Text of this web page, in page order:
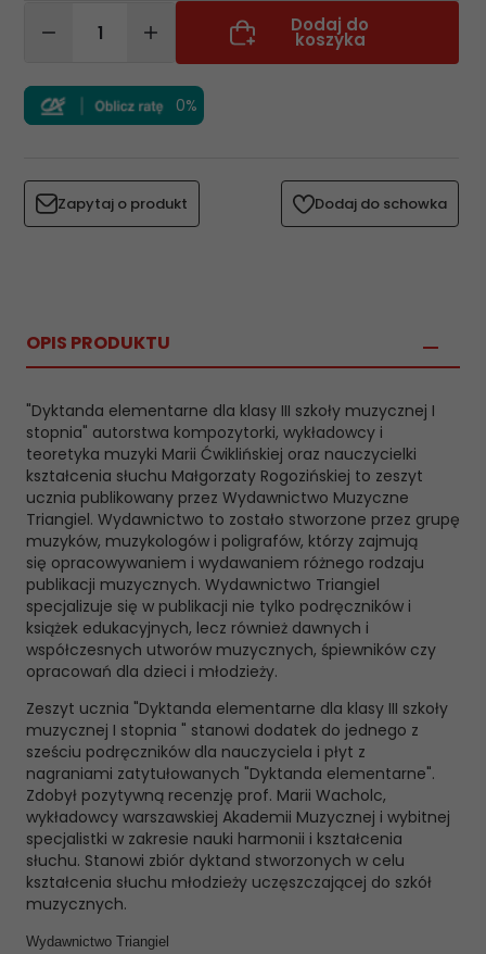
Dodaj do
koszyka
0%
Zapytaj o produkt Dodaj do schowka
OPIS PRODUKTU
"Dyktanda elementarne dla klasy III szkoły muzycznej I
stopnia" autorstwa kompozytorki, wykładowcy i
teoretyka muzyki Marii Ćwiklińskiej oraz nauczycielki
kształcenia słuchu Małgorzaty Rogozińskiej to zeszyt
ucznia publikowany przez Wydawnictwo Muzyczne
Triangiel. Wydawnictwo to zostało stworzone przez grupę
muzyków, muzykologów i poligrafów, którzy zajmują
się opracowywaniem i wydawaniem różnego rodzaju
publikacji muzycznych. Wydawnictwo Triangiel
specjalizuje się w publikacji nie tylko podręczników i
książek edukacyjnych, lecz również dawnych i
współczesnych utworów muzycznych, śpiewników czy
opracowań dla dzieci i młodzieży.
Zeszyt ucznia "Dyktanda elementarne dla klasy III szkoły
muzycznej I stopnia " stanowi dodatek do jednego z
sześciu podręczników dla nauczyciela i płyt z
nagraniami zatytułowanych "Dyktanda elementarne".
Zdobył pozytywną recenzję prof. Marii Wacholc,
wykładowcy warszawskiej Akademii Muzycznej i wybitnej
specjalistki w zakresie nauki harmonii i kształcenia
słuchu. Stanowi zbiór dyktand stworzonych w celu
kształcenia słuchu młodzieży uczęszczającej do szkół
muzycznych.
Wydawnictwo Triangiel